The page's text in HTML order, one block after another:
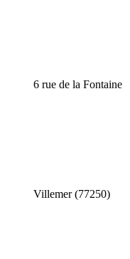
6 rue de la Fontaine
Villemer (77250)